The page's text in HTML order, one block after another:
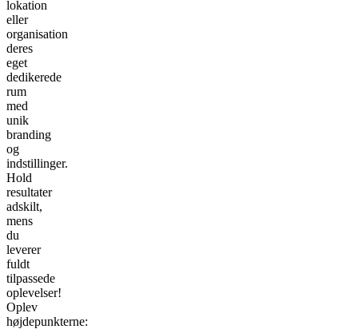
lokation
eller
organisation
deres
eget
dedikerede
rum
med
unik
branding
og
indstillinger.
Hold
resultater
adskilt,
mens
du
leverer
fuldt
tilpassede
oplevelser!
Oplev
højdepunkterne: